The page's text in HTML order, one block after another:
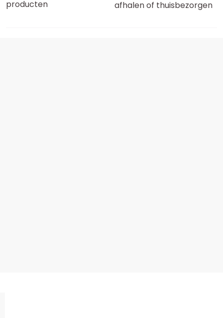
producten
afhalen of thuisbezorgen